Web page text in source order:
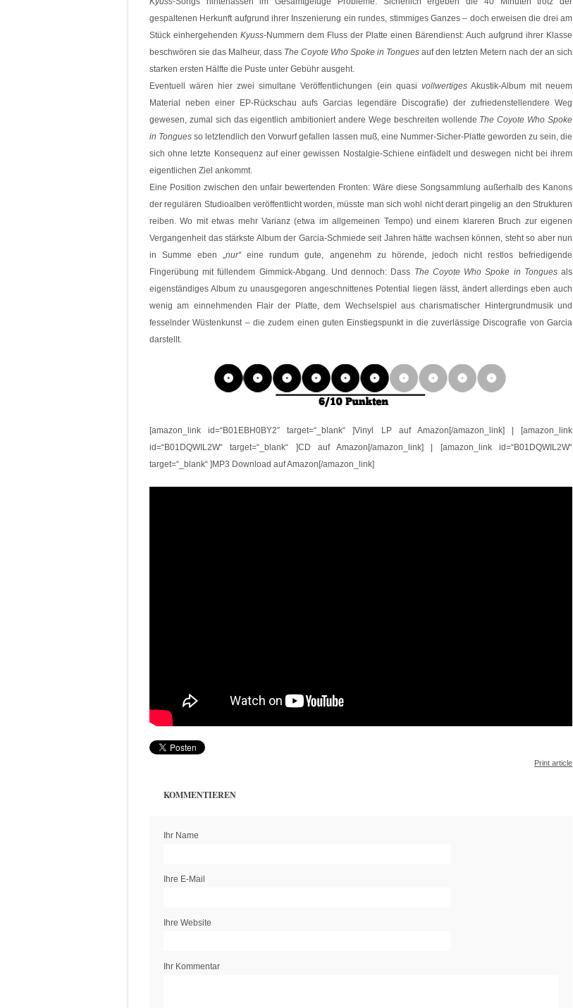
gespaltenen Herkunft aufgrund ihrer Inszenierung ein rundes, stimmiges Ganzes – doch erweisen die drei am
Stück einhergehenden Kyuss-Nummern dem Fluss der Platte einen Bärendienst: Auch aufgrund ihrer Klasse
beschwören sie das Malheur, dass The Coyote Who Spoke in Tongues auf den letzten Metern nach der an sich
starken ersten Hälfte die Puste unter Gebühr ausgeht.
Eventuell wären hier zwei simultane Veröffentlichungen (ein quasi vollwertigesAkustik-Album mit neuem
Material neben einer EP-Rückschau aufs Garcias legendäre Discografie) der zufriedenstellendere Weg
gewesen, zumal sich das eigentlich ambitioniert andere Wege beschreiten wollende The Coyote Who Spoke
in Tongues so letztendlich den Vorwurf gefallen lassen muß, eine Nummer-Sicher-Platte geworden zu sein, die
sich ohne letzte Konsequenz auf einer gewissen Nostalgie-Schiene einfädelt und deswegen nicht bei ihrem
eigentlichen Ziel ankommt.
Eine Position zwischen den unfair bewertenden Fronten: Wäre diese Songsammlung außerhalb des Kanons
der regulären Studioalben veröffentlicht worden, müsste man sich wohl nicht derart pingelig an den Strukturen
reiben. Wo mit etwas mehr Varianz (etwa im allgemeinen Tempo) und einem klareren Bruch zur eigenen
Vergangenheit das stärkste Album der Garcia-Schmiede seit Jahren hätte wachsen können, steht so aber nun
in Summe eben „nur“eine rundum gute, angenehm zu hörende, jedoch nicht restlos befriedigende
Fingerübung mit füllendem Gimmick-Abgang. Und dennoch: Dass The Coyote Who Spoke in Tonguesals
eigenständiges Album zu unausgegoren angeschnittenes Potential liegen lässt, ändert allerdings eben auch
wenig am einnehmenden Flair der Platte, dem Wechselspiel aus charismatischer Hintergrundmusik und
fesselnder Wüstenkunst – die zudem einen guten Einstiegspunkt in die zuverlässige Discografie von Garcia
darstellt.
[amazon_link id=“B01EBH0BY2″ target=“_blank“ ]Vinyl LP auf Amazon[/amazon_link] | [amazon_link
id=“B01DQWIL2W“ target=“_blank“ ]CD auf Amazon[/amazon_link] | [amazon_link id=“B01DQWIL2W“
target=“_blank“ ]MP3 Download auf Amazon[/amazon_link]
Print article
KOMMENTIEREN
Ihr Name
Ihre E-Mail
Ihre Website
Ihr Kommentar